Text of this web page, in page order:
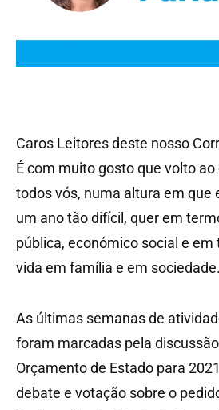
Caros Leitores deste nosso
É com muito gosto que volto
todos vós, numa altura em que
um ano tão difícil, quer em
pública, económico social e em
vida em família e em sociedade.
As últimas semanas de
foram marcadas pela
Orçamento de Estado para
debate e votação sobre o